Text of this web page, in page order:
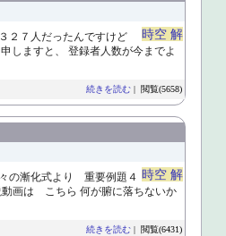
時空 解
２７人だったんですけど
しますと、 登録者人数が今までよ
続きを読む | 閲覧(5658)
時空 解
の漸化式より 重要例題４
動画は こちら 何が腑に落ちないか
続きを読む | 閲覧(6431)